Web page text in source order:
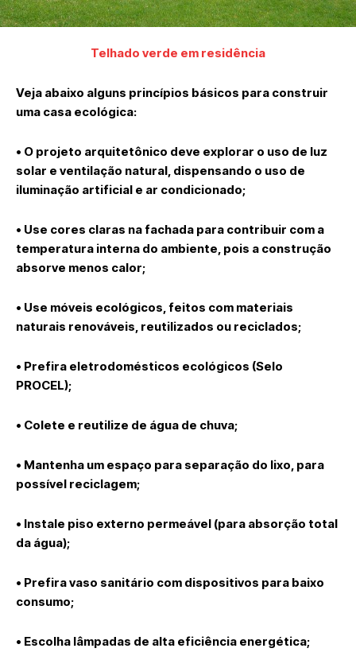
Telhado verde em residência
Veja abaixo alguns princípios básicos para construir
uma casa ecológica:
• O projeto arquitetônico deve explorar o uso de luz
solar e ventilação natural, dispensando o uso de
iluminação artificial e ar condicionado;
• Use cores claras na fachada para contribuir com a
temperatura interna do ambiente, pois a construção
absorve menos calor;
• Use móveis ecológicos, feitos com materiais
naturais renováveis, reutilizados ou reciclados;
• Prefira eletrodomésticos ecológicos (Selo
PROCEL);
• Colete e reutilize de água de chuva;
• Mantenha um espaço para separação do lixo, para
possível reciclagem;
• Instale piso externo permeável (para absorção total
da água);
• Prefira vaso sanitário com dispositivos para baixo
consumo;
• Escolha lâmpadas de alta eficiência energética;